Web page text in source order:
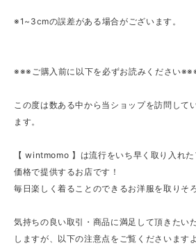
※1~3cmの誤差がある場合がございます。
※※※ご購入前に以下を必ずお読みください
この度は数ある中から当ショップを訪問して
ます。
【 wintmomo 】は流行をいち早く取り入れ
価格で提供するお店です！
毎日楽しく着ることのできるお洋服を取りそ
気持ちの良い取引・商品に満足して頂きたい
しますが、以下の注意点をご覧くださいます